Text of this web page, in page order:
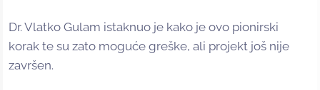
Dr. Vlatko Gulam istaknuo je kako je ovo pionirski
korak te su zato moguće greške, ali projekt još nije
završen.